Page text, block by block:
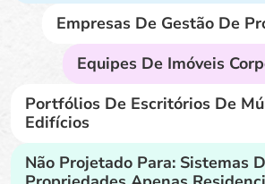
Empresas De Gestão De
Equipes De Imóveis
Portfólios De Escritórios De
Edifícios
Não Projetado Para: Sistemas